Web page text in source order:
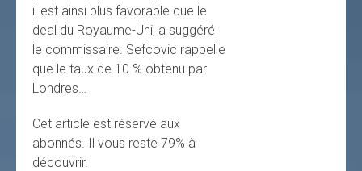
il est ainsi plus favorable que le
deal du Royaume-Uni, a suggéré
le commissaire. Sefcovic rappelle
que le taux de 10 % obtenu par
Londres…
Cet article est réservé aux
abonnés. Il vous reste 79% à
découvrir.